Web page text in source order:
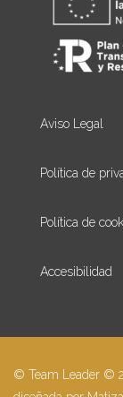
Aviso Legal
Política de
Política de
Accesibilidad
© Team Leader ©